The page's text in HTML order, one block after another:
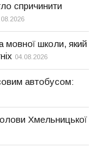
спричинити
мовної школи, який
04.08.2026
автобусом:
Хмельницької